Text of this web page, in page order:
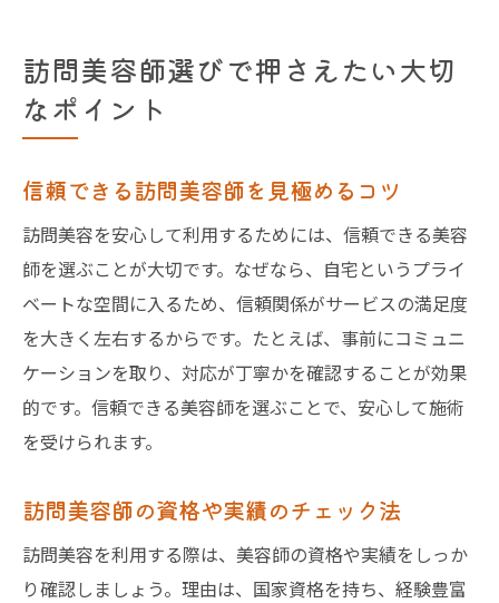
訪問美容師選びで押さえたい大切
なポイント
信頼できる訪問美容師を見極めるコツ
訪問美容を安心して利用するためには、信頼できる美容
師を選ぶことが大切です。なぜなら、自宅というプライ
ベートな空間に入るため、信頼関係がサービスの満足度
を大きく左右するからです。たとえば、事前にコミュニ
ケーションを取り、対応が丁寧かを確認することが効果
的です。信頼できる美容師を選ぶことで、安心して施術
を受けられます。
訪問美容師の資格や実績のチェック法
訪問美容を利用する際は、美容師の資格や実績をしっか
り確認しましょう。理由は、国家資格を持ち、経験豊富